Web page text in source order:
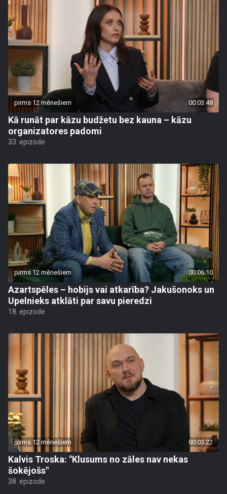
pirms 12 mēnešiem 00:03:48
Kā runāt par kāzu budžetu bez kauna – kāzu
organizatores padomi
33. epizode
pirms 12 mēnešiem 00:06:10
Azartspēles – hobijs vai atkarība? Jakušonoks un
Upelnieks atklāti par savu pieredzi
18. epizode
pirms 12 mēnešiem 00:03:22
Kalvis Troska: "Klusums no zāles nav nekas
šokējošs"
38. epizode